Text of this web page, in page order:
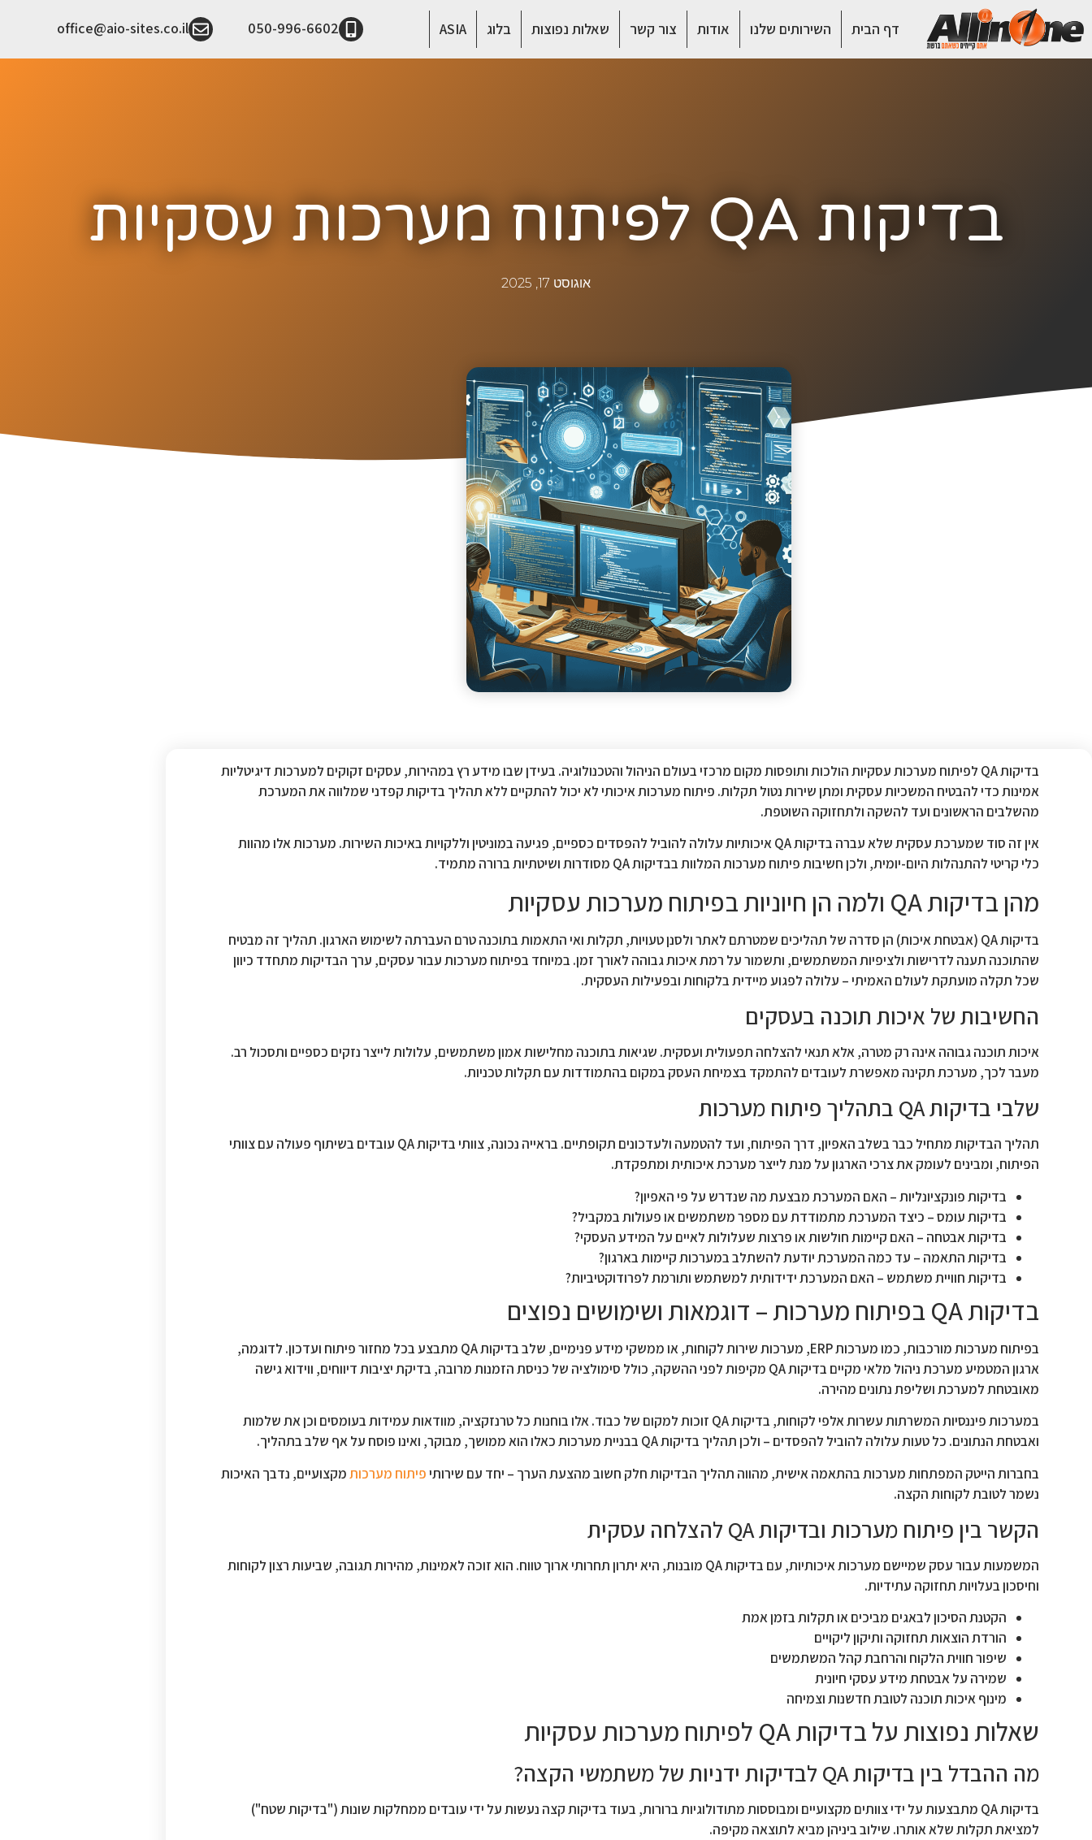
דף הבית השירותים שלנו אודות צור קשר שאלות נפוצות בלוג ASIA
050-996-6602
office@aio-sites.co.il
בדיקות QA לפיתוח מערכות עסקיות
אוגוסט 17, 2025
בדיקות QA לפיתוח מערכות עסקיות הולכות ותופסות מקום מרכזי בעולם הניהול והטכנולוגיה. בעידן שבו מידע רץ במהירות, עסקים זקוקים למערכות דיגיטליות
אמינות כדי להבטיח המשכיות עסקית ומתן שירות נטול תקלות. פיתוח מערכות איכותי לא יכול להתקיים ללא תהליך בדיקות קפדני שמלווה את המערכת
מהשלבים הראשונים ועד להשקה ולתחזוקה השוטפת.
אין זה סוד שמערכת עסקית שלא עברה בדיקות QA איכותיות עלולה להוביל להפסדים כספיים, פגיעה במוניטין וללקויות באיכות השירות. מערכות אלו מהוות
כלי קריטי להתנהלות היום-יומית, ולכן חשיבות פיתוח מערכות המלוות בבדיקות QA מסודרות ושיטתיות ברורה מתמיד.
מהן בדיקות QA ולמה הן חיוניות בפיתוח מערכות עסקיות
בדיקות QA (אבטחת איכות) הן סדרה של תהליכים שמטרתם לאתר ולסנן טעויות, תקלות ואי התאמות בתוכנה טרם העברתה לשימוש הארגון. תהליך זה מבטיח
שהתוכנה תענה לדרישות ולציפיות המשתמשים, ותשמור על רמת איכות גבוהה לאורך זמן. במיוחד בפיתוח מערכות עבור עסקים, ערך הבדיקות מתחדד כיוון
שכל תקלה מועתקת לעולם האמיתי – עלולה לפגוע מיידית בלקוחות ובפעילות העסקית.
החשיבות של איכות תוכנה בעסקים
איכות תוכנה גבוהה אינה רק מטרה, אלא תנאי להצלחה תפעולית ועסקית. שגיאות בתוכנה מחלישות אמון משתמשים, עלולות לייצר נזקים כספיים ותסכול רב.
מעבר לכך, מערכת תקינה מאפשרת לעובדים להתמקד בצמיחת העסק במקום בהתמודדות עם תקלות טכניות.
שלבי בדיקות QA בתהליך פיתוח מערכות
תהליך הבדיקות מתחיל כבר בשלב האפיון, דרך הפיתוח, ועד להטמעה ולעדכונים תקופתיים. בראייה נכונה, צוותי בדיקות QA עובדים בשיתוף פעולה עם צוותי
הפיתוח, ומבינים לעומק את צרכי הארגון על מנת לייצר מערכת איכותית ומתפקדת.
בדיקות פונקציונליות – האם המערכת מבצעת מה שנדרש על פי האפיון?
בדיקות עומס – כיצד המערכת מתמודדת עם מספר משתמשים או פעולות במקביל?
בדיקות אבטחה – האם קיימות חולשות או פרצות שעלולות לאיים על המידע העסקי?
בדיקות התאמה – עד כמה המערכת יודעת להשתלב במערכות קיימות בארגון?
בדיקות חוויית משתמש – האם המערכת ידידותית למשתמש ותורמת לפרודוקטיביות?
בדיקות QA בפיתוח מערכות – דוגמאות ושימושים נפוצים
בפיתוח מערכות מורכבות, כמו מערכות ERP, מערכות שירות לקוחות, או ממשקי מידע פנימיים, שלב בדיקות QA מתבצע בכל מחזור פיתוח ועדכון. לדוגמה,
ארגון המטמיע מערכת ניהול מלאי מקיים בדיקות QA מקיפות לפני ההשקה, כולל סימולציה של כניסת הזמנות מרובה, בדיקת יציבות דיווחים, ווידוא גישה
מאובטחת למערכת ושליפת נתונים מהירה.
במערכות פיננסיות המשרתות עשרות אלפי לקוחות, בדיקות QA זוכות למקום של כבוד. אלו בוחנות כל טרנזקציה, מוודאות עמידות בעומסים וכן את שלמות
ואבטחת הנתונים. כל טעות עלולה להוביל להפסדים – ולכן תהליך בדיקות QA בבניית מערכות כאלו הוא ממושך, מבוקר, ואינו פוסח על אף שלב בתהליך.
בחברות הייטק המפתחות מערכות בהתאמה אישית, מהווה תהליך הבדיקות חלק חשוב מהצעת הערך – יחד עם שירותיפיתוח מערכותמקצועיים, נדבך האיכות
נשמר לטובת לקוחות הקצה.
הקשר בין פיתוח מערכות ובדיקות QA להצלחה עסקית
המשמעות עבור עסק שמיישם מערכות איכותיות, עם בדיקות QA מובנות, היא יתרון תחרותי ארוך טווח. הוא זוכה לאמינות, מהירות תגובה, שביעות רצון לקוחות
וחיסכון בעלויות תחזוקה עתידיות.
הקטנת הסיכון לבאגים מביכים או תקלות בזמן אמת
הורדת הוצאות תחזוקה ותיקון ליקויים
שיפור חווית הלקוח והרחבת קהל המשתמשים
שמירה על אבטחת מידע עסקי חיונית
מינוף איכות תוכנה לטובת חדשנות וצמיחה
שאלות נפוצות על בדיקות QA לפיתוח מערכות עסקיות
מה ההבדל בין בדיקות QA לבדיקות ידניות של משתמשי הקצה?
בדיקות QA מתבצעות על ידי צוותים מקצועיים ומבוססות מתודולוגיות ברורות, בעוד בדיקות קצה נעשות על ידי עובדים ממחלקות שונות ("בדיקות שטח")
למציאת תקלות שלא אותרו. שילוב ביניהן מביא לתוצאה מקיפה.